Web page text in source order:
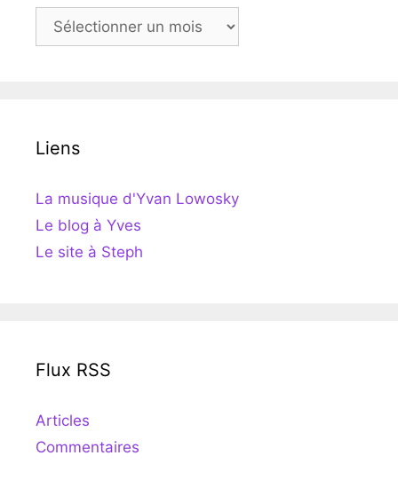
Archives
Liens
La musique d'Yvan Lowosky
Le blog à Yves
Le site à Steph
Flux RSS
Articles
Commentaires